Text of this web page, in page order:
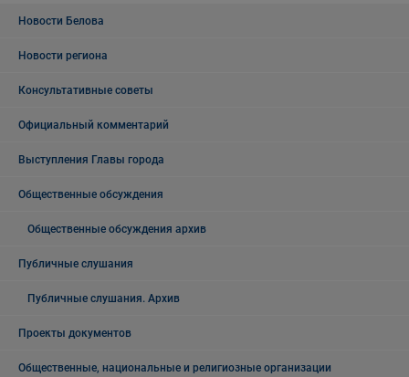
Новости Белова
Новости региона
Консультативные советы
Официальный комментарий
Выступления Главы города
Общественные обсуждения
Общественные обсуждения архив
Публичные слушания
Публичные слушания. Архив
Проекты документов
Общественные, национальные и религиозные организации